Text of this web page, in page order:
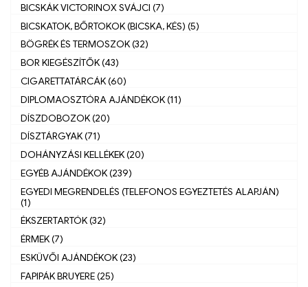
BICSKÁK VICTORINOX SVÁJCI (7)
BICSKATOK, BŐRTOKOK (BICSKA, KÉS) (5)
BÖGRÉK ÉS TERMOSZOK (32)
BOR KIEGÉSZÍTŐK (43)
CIGARETTATÁRCÁK (60)
DIPLOMAOSZTÓRA AJÁNDÉKOK (11)
DÍSZDOBOZOK (20)
DÍSZTÁRGYAK (71)
DOHÁNYZÁSI KELLÉKEK (20)
EGYÉB AJÁNDÉKOK (239)
EGYEDI MEGRENDELÉS (TELEFONOS EGYEZTETÉS ALAPJÁN)
(1)
ÉKSZERTARTÓK (32)
ÉRMEK (7)
ESKÜVŐI AJÁNDÉKOK (23)
FAPIPÁK BRUYERE (25)